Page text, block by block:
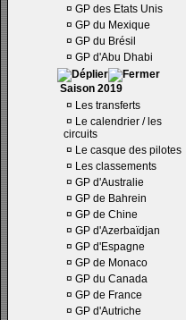
¤ GP des Etats Unis
¤ GP du Mexique
¤ GP du Brésil
¤ GP d'Abu Dhabi
Saison 2019
¤ Les transferts
¤ Le calendrier / les
circuits
¤ Le casque des pilotes
¤ Les classements
¤ GP d'Australie
¤ GP de Bahrein
¤ GP de Chine
¤ GP d'Azerbaïdjan
¤ GP d'Espagne
¤ GP de Monaco
¤ GP du Canada
¤ GP de France
¤ GP d'Autriche